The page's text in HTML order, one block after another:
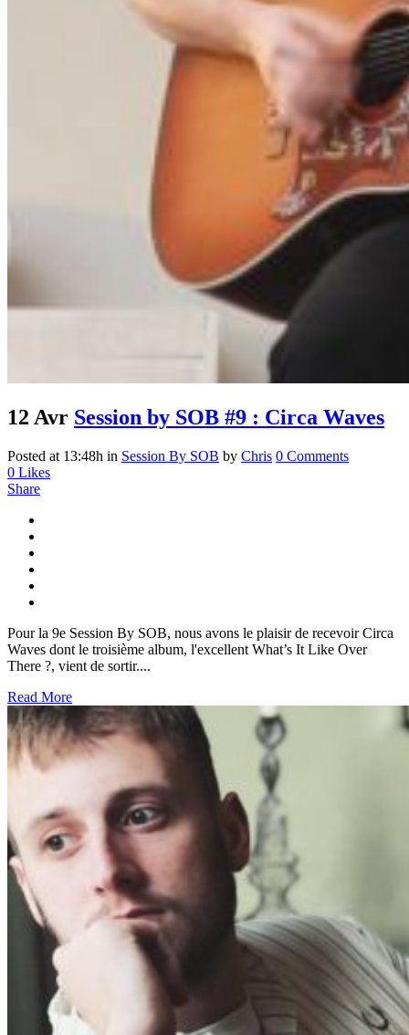
12 Avr Session by SOB #9 : Circa Waves
Posted at 13:48h in Session By SOB by Chris 0 Comments
0 Likes
Share
Pour la 9e Session By SOB, nous avons le plaisir de recevoir Circa
Waves dont le troisième album, l'excellent What’s It Like Over
There ?, vient de sortir....
Read More